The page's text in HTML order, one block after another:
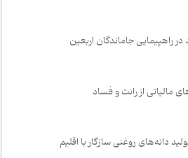
راهپیمایی جاماندگان اربعین
دانه‌های روغنی سازگار با اقلیم